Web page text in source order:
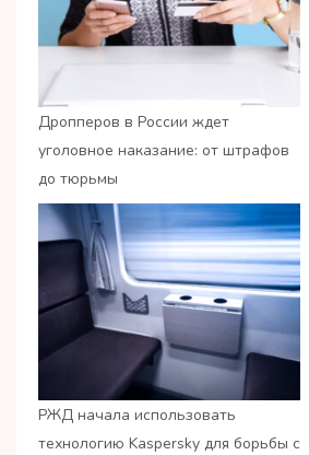
Дропперов в России ждет
уголовное наказание: от штрафов
до тюрьмы
РЖД начала использовать
технологию Kaspersky для борьбы с